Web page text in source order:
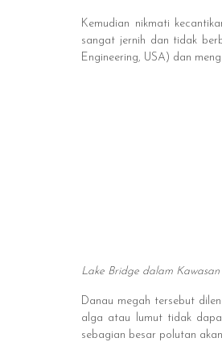
Kemudian nikmati
sangat jernih dan tidak
Engineering, USA) dan
Lake Bridge dalam
Danau megah tersebut
alga atau lumut tidak
sebagian besar polutan